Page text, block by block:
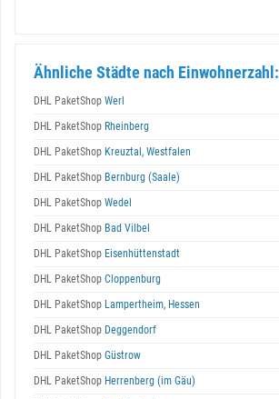
Ähnliche Städte nach Einwohnerzahl:
DHL PaketShop Werl
DHL PaketShop Rheinberg
DHL PaketShop Kreuztal, Westfalen
DHL PaketShop Bernburg (Saale)
DHL PaketShop Wedel
DHL PaketShop Bad Vilbel
DHL PaketShop Eisenhüttenstadt
DHL PaketShop Cloppenburg
DHL PaketShop Lampertheim, Hessen
DHL PaketShop Deggendorf
DHL PaketShop Güstrow
DHL PaketShop Herrenberg (im Gäu)